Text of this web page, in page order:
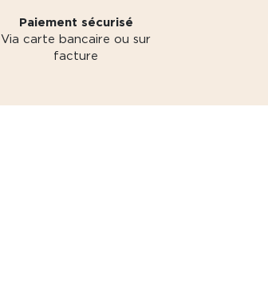
Paiement sécurisé
Via carte bancaire ou sur
facture